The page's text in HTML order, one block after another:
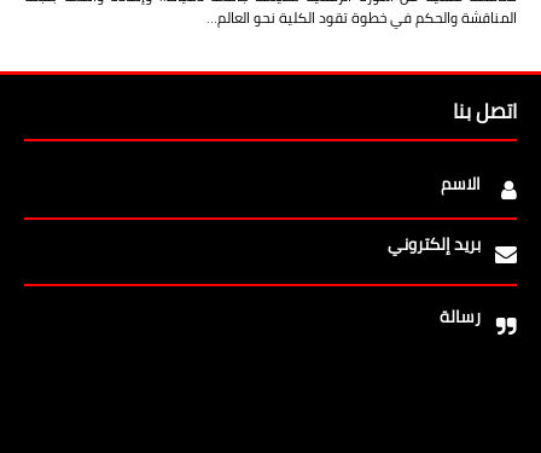
المناقشة والحكم في خطوة تقود الكلية نحو العالم…
اتصل بنا
الاسم
بريد إلكتروني
رسالة